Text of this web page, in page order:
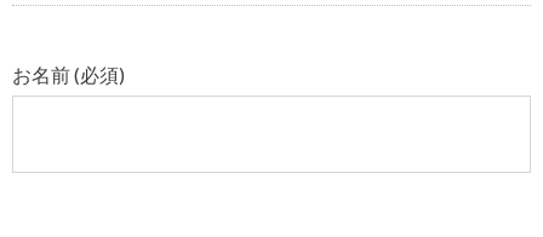
お名前 (必須)